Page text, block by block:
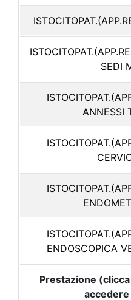
SEDI
ANNESSI
ENDOSCOPICA
Prestazione